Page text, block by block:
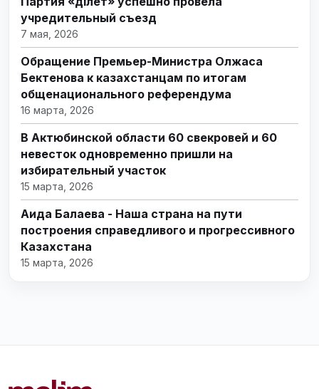
учредительный съезд
7 мая, 2026
Обращение Премьер-Министра Олжаса
Бектенова к казахстанцам по итогам
общенационального референдума
16 марта, 2026
В Актюбинской области 60 свекровей и 60
невесток одновременно пришли на
избирательный участок
15 марта, 2026
Аида Балаева - Наша страна на пути
построения справедливого и прогрессивного
Казахстана
15 марта, 2026